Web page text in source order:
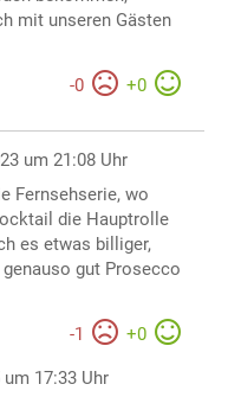
mit unseren Gästen
-0 +0
um 21:08 Uhr
Fernsehserie, wo
die Hauptrolle
es etwas billiger,
gut Prosecco
-1 +0
17:33 Uhr